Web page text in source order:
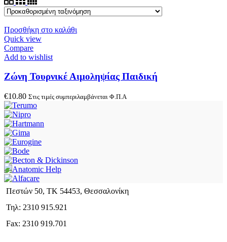
Προσθήκη στο καλάθι
Quick view
Compare
Add to wishlist
Ζώνη Τουρνικέ Αιμοληψίας Παιδική
€10.80 Στις τιμές συμπεριλαμβάνεται Φ.Π.Α
Πεστών 50, ΤΚ 54453, Θεσσαλονίκη
Τηλ: 2310 915.921
Fax: 2310 919.701